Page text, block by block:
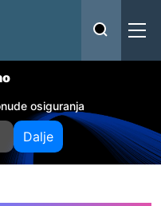
osiguranja
Dalje